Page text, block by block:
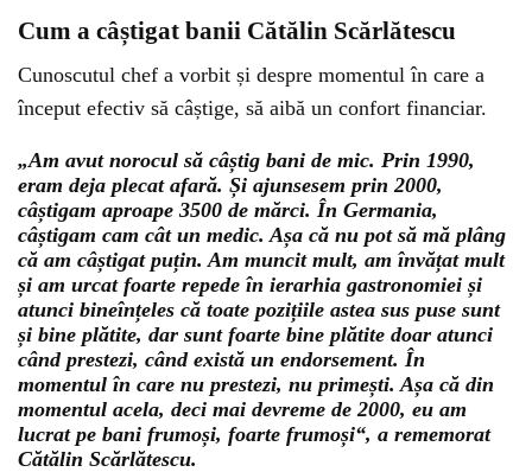
Cum a câștigat banii Cătălin Scărlătescu
Cunoscutul chef a vorbit și despre momentul în care a
început efectiv să câștige, să aibă un confort financiar.
„Am avut norocul să câștig bani de mic. Prin 1990,
eram deja plecat afară. Și ajunsesem prin 2000,
câștigam aproape 3500 de mărci. În Germania,
câștigam cam cât un medic. Așa că nu pot să mă plâng
că am câștigat puțin. Am muncit mult, am învățat mult
și am urcat foarte repede în ierarhia gastronomiei și
atunci bineînțeles că toate pozițiile astea sus puse sunt
și bine plătite, dar sunt foarte bine plătite doar atunci
când prestezi, când există un endorsement. În
momentul în care nu prestezi, nu primești. Așa că din
momentul acela, deci mai devreme de 2000, eu am
lucrat pe bani frumoși, foarte frumoși“, a rememorat
Cătălin Scărlătescu.